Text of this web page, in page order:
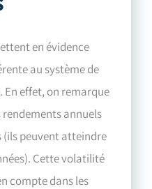
en évidence
au système de
effet, on remarque
rendements annuels
peuvent atteindre
Cette volatilité
compte dans les